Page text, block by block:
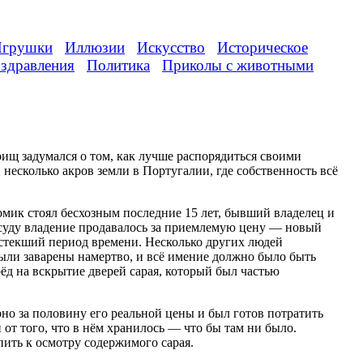
Иллюзии Искусство
Историческое
Политика Приколы с животными
о том, как лучше распорядиться своими
акров земли в Португалии, где собственность всё
стоял бесхозным последние 15 лет, бывший владелец и
владение продавалось за приемлемую цену — новый
период времени. Несколько других людей
заварены намертво, и всё имение должно было быть
на вскрытие дверей сарая, который был частью
за половину его реальной цены и был готов потратить
того, что в нём хранилось — что бы там ни было.
к осмотру содержимого сарая.